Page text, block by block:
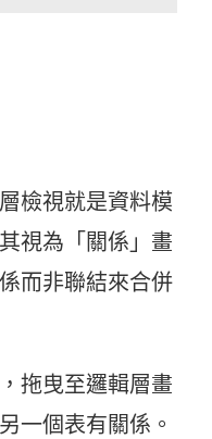
檢視就是資料模
視為「關係」畫
而非聯結來合併
拖曳至邏輯層畫
一個表有關係。